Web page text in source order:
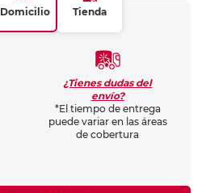
Domicilio Tienda
¿Tienes dudas del
envío?
*El tiempo de entrega
puede variar en las áreas
de cobertura